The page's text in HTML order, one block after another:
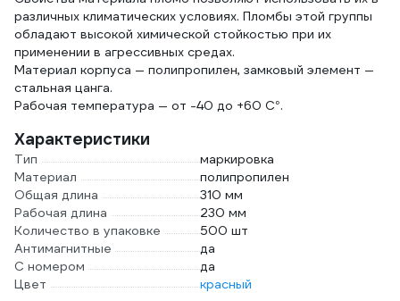
различных климатических условиях. Пломбы этой группы
обладают высокой химической стойкостью при их
применении в агрессивных средах.
Материал корпуса — полипропилен, замковый элемент —
стальная цанга.
Рабочая температура — от -40 до +60 С°.
Характеристики
Тип
маркировка
Материал
полипропилен
Общая длина
310 мм
Рабочая длина
230 мм
Количество в упаковке
500 шт
Антимагнитные
да
С номером
да
Цвет
красный